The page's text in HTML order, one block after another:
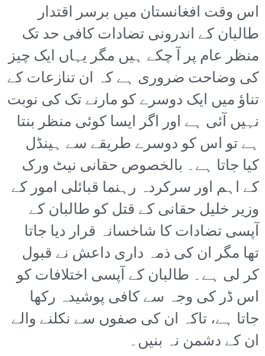
اس وقت افغانستان میں برسر اقتدار
طالبان کے اندرونی تضادات کافی حد تک
منظر عام پر آ چکے ہیں مگر یہاں ایک چیز
کی وضاحت ضروری ہے کہ ان تنازعات کے
تناؤ میں ایک دوسرے کو مارنے تک کی نوبت
نہیں آئی ہے اور اگر ایسا کوئی منظر بنتا
ہے تو اس کو دوسرے طریقے سے ہینڈل
کیا جاتا ہے۔ بالخصوص حقانی نیٹ ورک
کے اہم اور سرکردہ رہنما قبائلی امور کے
وزیر خلیل حقانی کے قتل کو طالبان کے
آپسی تضادات کا شاخسانہ قرار دیا جاتا
تھا مگر ان کی ذمہ داری داعش نے قبول
کر لی ہے۔ طالبان کے آپسی اختلافات کو
اس ڈر کی وجہ سے کافی پوشیدہ رکھا
جاتا ہے، تاکہ ان کی صفوں سے نکلنے والے
ان کے دشمن نہ بنیں۔